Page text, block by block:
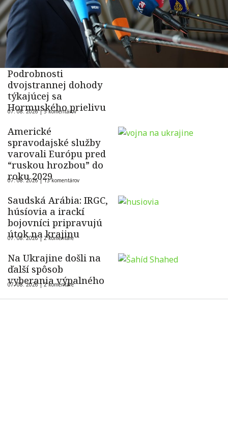
Podrobnosti
dvojstrannej dohody
týkajúcej sa
Hormuského prielivu
07. 08. 2026 |5 komentárov
Americké
spravodajské služby
varovali Európu pred
“ruskou hrozbou” do
roku 2029
07. 08. 2026 |13 komentárov
Saudská Arábia: IRGC,
húsíovia a irackí
bojovníci pripravujú
útok na krajinu
07. 08. 2026 |2 komentáre
Na Ukrajine došli na
ďalší spôsob
vyberania výpalného
07. 08. 2026 |2 komentáre